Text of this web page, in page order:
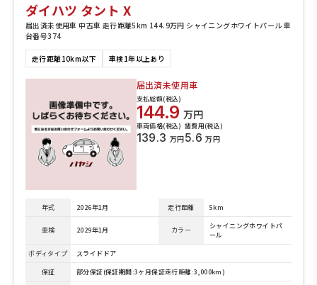
ダイハツ タント X
届出済未使用車 中古車 走行距離5km 144.9万円 シャイニングホワイトパール 車
台番号374
走行距離10km以下 車検1年以上あり
届出済未使用車
支払総額(税込)
144.9 万円
車両価格(税込)
139.3 万円
諸費用(税込)
5.6 万円
年式 2026年1月 走行距離 5km
車検 2029年1月 カラー
シャイニングホワイトパ
ール
ボディタイプ
スライドドア
保証
部分保証(保証期間:3ヶ月保証走行距離:3,000km)